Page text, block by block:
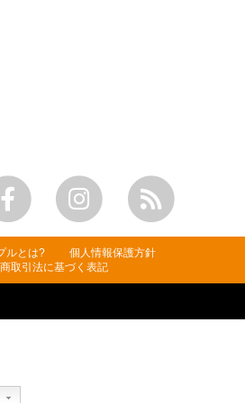
ルとは?
個人情報保護方針
取引法に基づく表記